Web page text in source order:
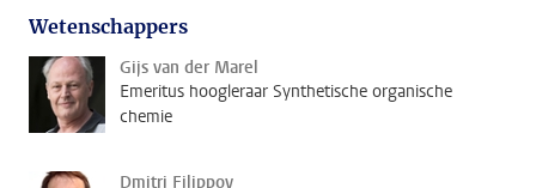
Wetenschappers
Gijs van der Marel
Emeritus hoogleraar Synthetische organische
chemie
Dmitri Filippov